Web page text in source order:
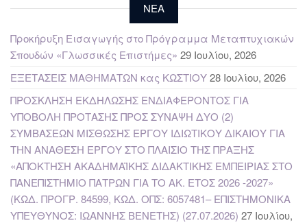
NEA
Προκήρυξη Εισαγωγής στο Πρόγραμμα Μεταπτυχιακών
Σπουδών «Γλωσσικές Επιστήμες» 29 Ιουλίου, 2026
ΕΞΕΤΑΣΕΙΣ ΜΑΘΗΜΑΤΩΝ κας ΚΩΣΤΙΟΥ28 Ιουλίου, 2026
ΠΡΟΣΚΛΗΣΗ ΕΚΔΗΛΩΣΗΣ ΕΝΔΙΑΦΕΡΟΝΤΟΣ ΓΙΑ
ΥΠΟΒΟΛΗ ΠΡΟΤΑΣΗΣ ΠΡΟΣ ΣΥΝΑΨΗ ΔΥΟ (2)
ΣΥΜΒΑΣΕΩΝ ΜΙΣΘΩΣΗΣ ΕΡΓΟΥ ΙΔΙΩΤΙΚΟΥ ΔΙΚΑΙΟΥ ΓΙΑ
ΤΗΝ ΑΝΑΘΕΣΗ ΕΡΓΟΥ ΣΤΟ ΠΛΑΙΣΙΟ ΤΗΣ ΠΡΑΞΗΣ
«ΑΠΟΚΤΗΣΗ ΑΚΑΔΗΜΑΪΚΗΣ ΔΙΔΑΚΤΙΚΗΣ ΕΜΠΕΙΡΙΑΣ ΣΤΟ
ΠΑΝΕΠΙΣΤΗΜΙΟ ΠΑΤΡΩΝ ΓΙΑ ΤΟ ΑΚ. ΕΤΟΣ 2026 -2027»
(ΚΩΔ. ΠΡΟΓΡ. 84599, ΚΩΔ. ΟΠΣ: 6057481– ΕΠΙΣΤΗΜΟΝΙΚΑ
ΥΠΕΥΘΥΝΟΣ: ΙΩΑΝΝΗΣ ΒΕΝΕΤΗΣ) (27.07.2026) 27 Ιουλίου,